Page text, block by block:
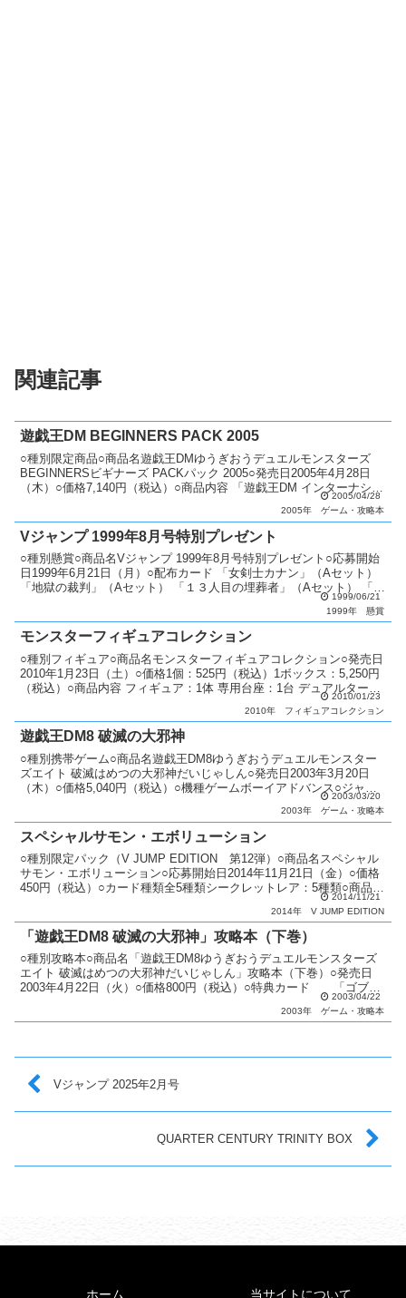
関連記事
遊戯王DM BEGINNERS PACK 2005
○種別限定商品○商品名遊戯王DMゆうぎおうデュエルモンスターズ
BEGINNERSビギナーズ PACKパック 2005○発売日2005年4月28日
（木）○価格7,140円（税込）○商品内容 「遊戯王DM インターナショ
2005/04/28
2005年
ゲーム・攻略本
Vジャンプ 1999年8月号特別プレゼント
○種別懸賞○商品名Vジャンプ 1999年8月号特別プレゼント○応募開始
日1999年6月21日（月）○配布カード 「女剣士カナン」（Aセット）
「地獄の裁判」（Aセット） 「１３人目の埋葬者」（Aセット） 「エ
1999/06/21
1999年
懸賞
モンスターフィギュアコレクション
○種別フィギュア○商品名モンスターフィギュアコレクション○発売日
2010年1月23日（土）○価格1個：525円（税込）1ボックス：5,250円
（税込）○商品内容 フィギュア：1体 専用台座：1台 デュアルターミ
2010/01/23
2010年
フィギュアコレクション
遊戯王DM8 破滅の大邪神
○種別携帯ゲーム○商品名遊戯王DM8ゆうぎおうデュエルモンスター
ズエイト 破滅はめつの大邪神だいじゃしん○発売日2003年3月20日
（木）○価格5,040円（税込）○機種ゲームボーイアドバンス○ジャン
2003/03/20
2003年
ゲーム・攻略本
スペシャルサモン・エボリューション
○種別限定パック（V JUMP EDITION 第12弾）○商品名スペシャル
サモン・エボリューション○応募開始日2014年11月21日（金）○価格
450円（税込）○カード種類全5種類シークレットレア：5種類○商品説
2014/11/21
2014年
V JUMP EDITION
「遊戯王DM8 破滅の大邪神」攻略本（下巻）
○種別攻略本○商品名「遊戯王DM8ゆうぎおうデュエルモンスターズ
エイト 破滅はめつの大邪神だいじゃしん」攻略本（下巻）○発売日
2003年4月22日（火）○価格800円（税込）○特典カード 「ゴブリ
2003/04/22
2003年
ゲーム・攻略本
Vジャンプ 2025年2月号
QUARTER CENTURY TRINITY BOX
ホーム 当サイトについて